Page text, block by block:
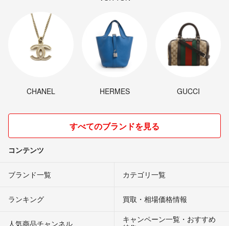
CHANEL HERMES GUCCI
すべてのブランドを見る
コンテンツ
ブランド一覧 カテゴリ一覧
ランキング 買取・相場価格情報
人気商品チャンネル
キャンペーン一覧・おすすめ